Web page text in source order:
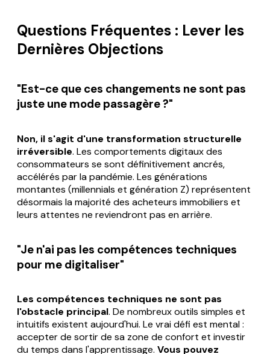
Questions Fréquentes : Lever les
Dernières Objections
"Est-ce que ces changements ne sont pas
juste une mode passagère ?"
Non, il s'agit d'une transformation structurelle
irréversible. Les comportements digitaux des
consommateurs se sont définitivement ancrés,
accélérés par la pandémie. Les générations
montantes (millennials et génération Z) représentent
désormais la majorité des acheteurs immobiliers et
leurs attentes ne reviendront pas en arrière.
"Je n'ai pas les compétences techniques
pour me digitaliser"
Les compétences techniques ne sont pas
l'obstacle principal. De nombreux outils simples et
intuitifs existent aujourd'hui. Le vrai défi est mental :
accepter de sortir de sa zone de confort et investir
du temps dans l'apprentissage. Vous pouvez